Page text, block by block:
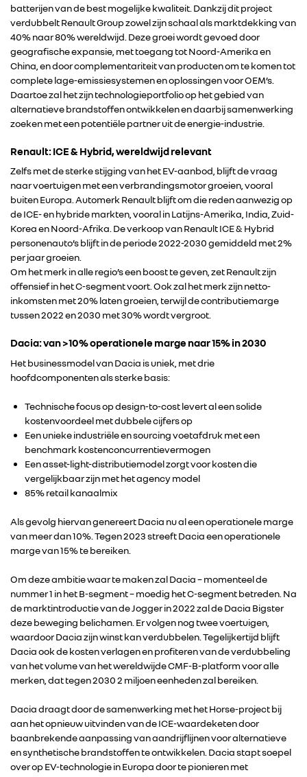
RENAULT GROUP
RENAULT
ALPINE
batterijen van de best mogelijke kwaliteit. Dankzij dit project
verdubbelt Renault Group zowel zijn schaal als marktdekking van
40% naar 80% wereldwijd. Deze groei wordt gevoed door
geografische expansie, met toegang tot Noord-Amerika en
China, en door complementariteit van producten om te komen tot
complete lage-emissiesystemen en oplossingen voor OEM’s.
Daartoe zal het zijn technologieportfolio op het gebied van
alternatieve brandstoffen ontwikkelen en daarbij samenwerking
zoeken met een potentiële partner uit de energie-industrie.
Renault: ICE & Hybrid, wereldwijd relevant
Zelfs met de sterke stijging van het EV-aanbod, blijft de vraag
naar voertuigen met een verbrandingsmotor groeien, vooral
buiten Europa. Automerk Renault blijft om die reden aanwezig op
de ICE- en hybride markten, vooral in Latijns-Amerika, India, Zuid-
Korea en Noord-Afrika. De verkoop van Renault ICE & Hybrid
personenauto’s blijft in de periode 2022-2030 gemiddeld met 2%
per jaar groeien.
Om het merk in alle regio’s een boost te geven, zet Renault zijn
offensief in het C-segment voort. Ook zal het merk zijn netto-
inkomsten met 20% laten groeien, terwijl de contributiemarge
tussen 2022 en 2030 met 30% wordt vergroot.
Dacia: van >10% operationele marge naar 15% in 2030
Het businessmodel van Dacia is uniek, met drie
hoofdcomponenten als sterke basis:
Technische focus op design-to-cost levert al een solide
kostenvoordeel met dubbele cijfers op
Een unieke industriële en sourcing voetafdruk met een
benchmark kostenconcurrentievermogen
Een asset-light-distributiemodel zorgt voor kosten die
vergelijkbaar zijn met het agency model
85% retail kanaalmix
Als gevolg hiervan genereert Dacia nu al een operationele marge
van meer dan 10%. Tegen 2023 streeft Dacia een operationele
marge van 15% te bereiken.
Om deze ambitie waar te maken zal Dacia – momenteel de
nummer 1 in het B-segment – moedig het C-segment betreden. Na
de marktintroductie van de Jogger in 2022 zal de Dacia Bigster
deze beweging belichamen. Er volgen nog twee voertuigen,
waardoor Dacia zijn winst kan verdubbelen. Tegelijkertijd blijft
Dacia ook de kosten verlagen en profiteren van de verdubbeling
van het volume van het wereldwijde CMF-B-platform voor alle
merken, dat tegen 2030 2 miljoen eenheden zal bereiken.
Dacia draagt door de samenwerking met het Horse-project bij
aan het opnieuw uitvinden van de ICE-waardeketen door
baanbrekende aanpassing van aandrijflijnen voor alternatieve
en synthetische brandstoffen te ontwikkelen. Dacia stapt soepel
over op EV-technologie in Europa door te pionieren met